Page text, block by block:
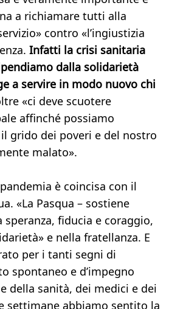
a richiamare tutti alla
contro «l’ingiustizia
Infatti la crisi sanitaria
dalla solidarietà
a servire in modo nuovo chi
«ci deve scuotere
affinché possiamo
grido dei poveri e del nostro
malato».
è coincisa con il
«La Pasqua – sostiene
speranza, fiducia e coraggio,
e nella fratellanza. E
per i tanti segni di
spontaneo e d’impegno
della sanità, dei medici e dei
settimane abbiamo sentito la